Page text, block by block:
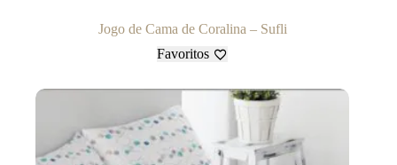
Jogo de Cama de Coralina – Sufli
Favoritos